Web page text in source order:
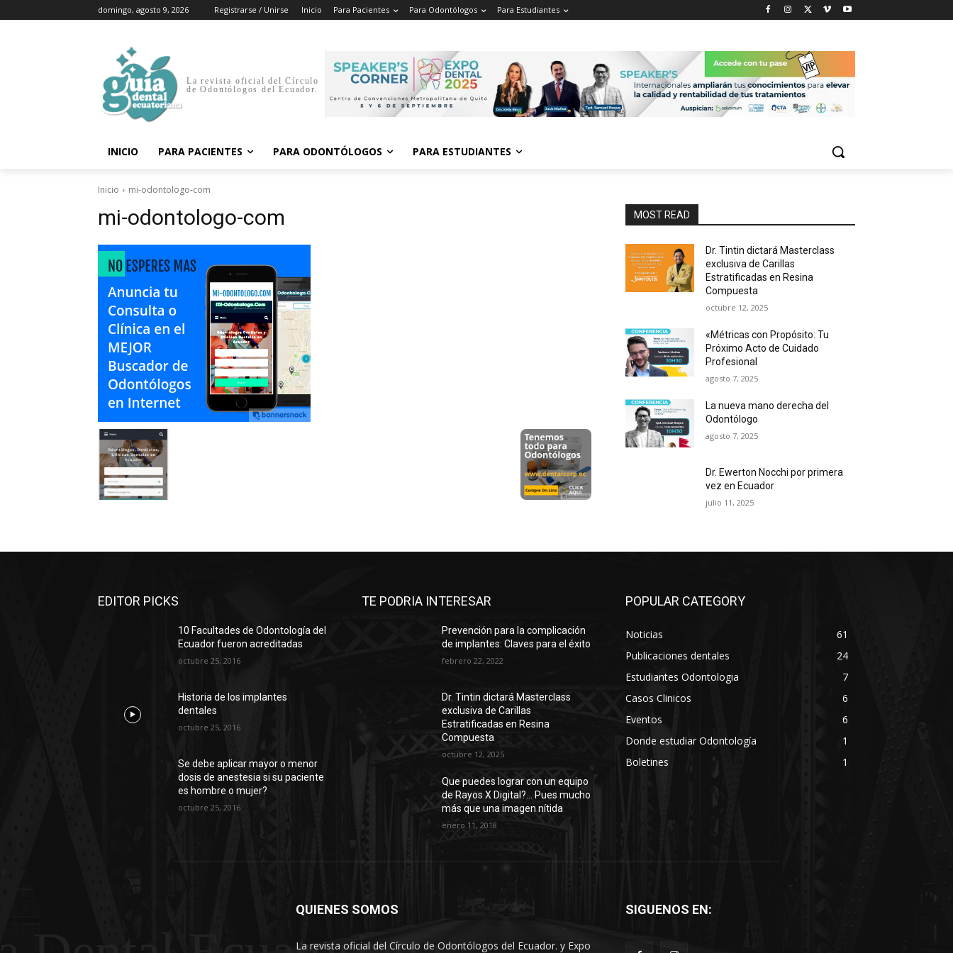
domingo, agosto 9, 2026 Registrarse / Unirse Inicio Para Pacientes Para Odontólogos Para Estudiantes
La revista oficial del Círculo
de Odontólogos del Ecuador.
INICIO PARA PACIENTES PARA ODONTÓLOGOS PARA ESTUDIANTES
Inicio mi-odontologo-com
mi-odontologo-com MOST READ
Dr. Tintin dictará Masterclass
exclusiva de Carillas
Estratificadas en Resina
Compuesta
octubre 12, 2025
«Métricas con Propósito: Tu
Próximo Acto de Cuidado
Profesional
agosto 7, 2025
La nueva mano derecha del
Odontólogo
agosto 7, 2025
Dr. Ewerton Nocchi por primera
vez en Ecuador
julio 11, 2025
EDITOR PICKS
10 Facultades de Odontología del
Ecuador fueron acreditadas
octubre 25, 2016
Historia de los implantes
dentales
octubre 25, 2016
Se debe aplicar mayor o menor
dosis de anestesia si su paciente
es hombre o mujer?
octubre 25, 2016
TE PODRIA INTERESAR
Prevención para la complicación
de implantes: Claves para el éxito
febrero 22, 2022
Dr. Tintin dictará Masterclass
exclusiva de Carillas
Estratificadas en Resina
Compuesta
octubre 12, 2025
Que puedes lograr con un equipo
de Rayos X Digital?… Pues mucho
más que una imagen nítida
enero 11, 2018
POPULAR CATEGORY
Noticias
61
Publicaciones dentales
24
Estudiantes Odontologia
7
Casos Clinicos
6
Eventos
6
Donde estudiar Odontología
1
Boletines
1
QUIENES SOMOS
La revista oficial del Círculo de Odontólogos del Ecuador. y Expo
SIGUENOS EN: